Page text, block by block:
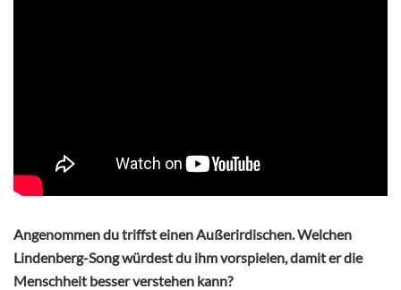
Angenommen du triffst einen Außerirdischen. Welchen
Lindenberg-Song würdest du ihm vorspielen, damit er die
Menschheit besser verstehen kann?